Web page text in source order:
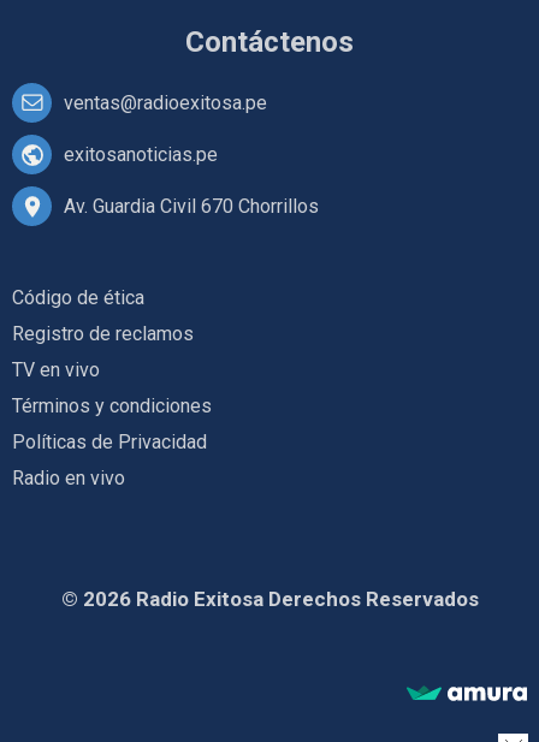
Contáctenos
ventas@radioexitosa.pe
exitosanoticias.pe
Av. Guardia Civil 670 Chorrillos
Código de ética
Registro de reclamos
TV en vivo
Términos y condiciones
Políticas de Privacidad
Radio en vivo
© 2026 Radio Exitosa Derechos Reservados